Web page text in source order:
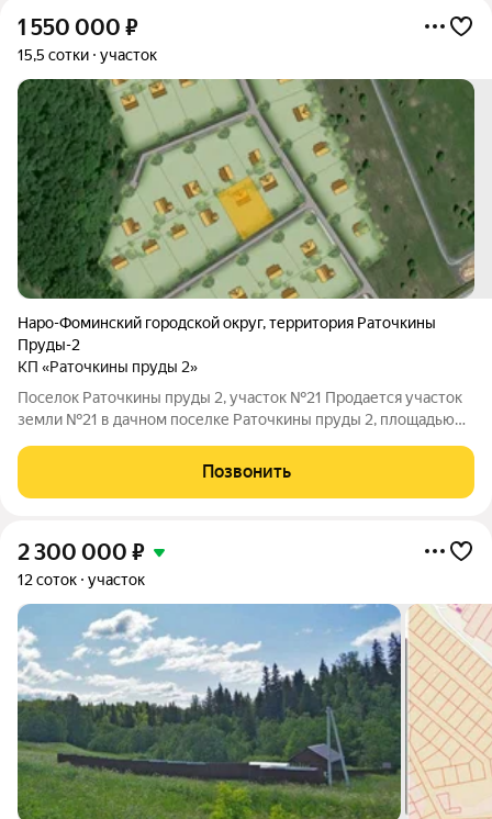
1 550 000 ₽
15,5 сотки участок
Наро-Фоминский городской округ,территория Раточкины
Пруды-2
КП «Раточкины пруды 2»
Поселок Раточкины пруды 2, участок №21 Продается участок
земли №21 в дачном поселке Раточкины пруды 2, площадью
Минское шоссе. По границе участка подключены следующие
коммуникации:
Позвонить
2 300 000 ₽
12 соток участок